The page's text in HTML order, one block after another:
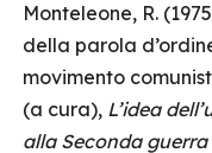
Monteleone, R.
della parola
movimento
(a cura), L’idea
alla Seconda